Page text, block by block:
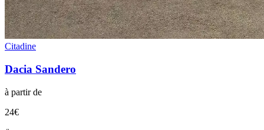
Citadine
Dacia Sandero
à partir de
24€